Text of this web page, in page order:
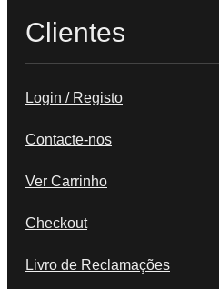
Clientes
Login / Registo
Contacte-nos
Ver Carrinho
Checkout
Livro de Reclamações